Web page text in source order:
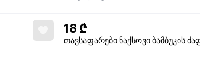
18 ₾
თავსაფარები ნაქსოვი ბამბუკის